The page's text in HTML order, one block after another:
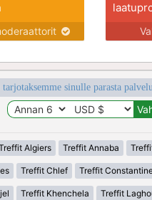
sinulle parasta
Algiers Treffit Annaba
Treffit Chlef Treffit
Treffit Khenchela Treffit